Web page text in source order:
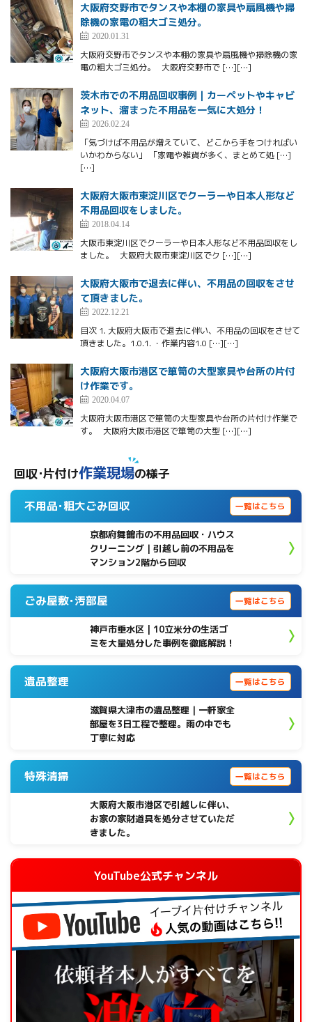
大阪府交野市でタンスや本棚の家具や扇風機や掃
除機の家電の粗大ゴミ処分。
2020.01.31
大阪府交野市でタンスや本棚の家具や扇風機や掃除機の家
電の粗大ゴミ処分。 大阪府交野市で […][…]
茨木市での不用品回収事例｜カーペットやキャビ
ネット、溜まった不用品を一気に大処分！
2026.02.24
「気づけば不用品が増えていて、どこから手をつければい
いかわからない」 「家電や雑貨が多く、まとめて処 […]
[…]
大阪府大阪市東淀川区でクーラーや日本人形など
不用品回収をしました。
2018.04.14
大阪市東淀川区でクーラーや日本人形など不用品回収をし
ました。 大阪府大阪市東淀川区でク […][…]
大阪府大阪市で退去に伴い、不用品の回収をさせ
て頂きました。
2022.12.21
目次 1. 大阪府大阪市で退去に伴い、不用品の回収をさせて
頂きました。1.0.1. ・作業内容1.0 […][…]
大阪府大阪市港区で箪笥の大型家具や台所の片付
け作業です。
2020.04.07
大阪府大阪市港区で箪笥の大型家具や台所の片付け作業で
す。 大阪府大阪市港区で箪笥の大型 […][…]
回収･片付け作業現場の様子
不用品･粗大ごみ回収 一覧はこちら
京都府舞鶴市の不用品回収・ハウス
クリーニング｜引越し前の不用品を
マンション2階から回収
ごみ屋敷･汚部屋 一覧はこちら
神戸市垂水区 | 10立米分の生活ゴ
ミを大量処分した事例を徹底解説！
遺品整理 一覧はこちら
滋賀県大津市の遺品整理｜一軒家全
部屋を3日工程で整理。雨の中でも
丁寧に対応
特殊清掃 一覧はこちら
大阪府大阪市港区で引越しに伴い、
お家の家財道具を処分させていただ
きました。
YouTube公式チャンネル